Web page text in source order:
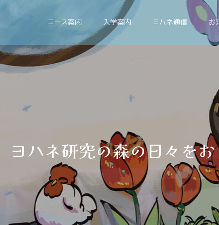
コース案内 入学案内 ヨハネ通信 お
研究の森の日々をお伝えし